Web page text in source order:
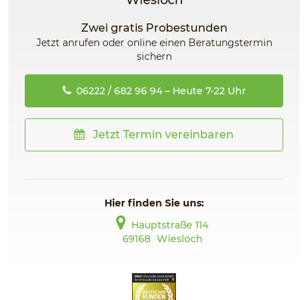
Zwei gratis Probestunden
Jetzt anrufen oder online einen Beratungstermin
sichern
06222 / 682 96 94 – Heute 7-22 Uhr
Jetzt Termin vereinbaren
Hier finden Sie uns:
Hauptstraße 114
69168 Wiesloch